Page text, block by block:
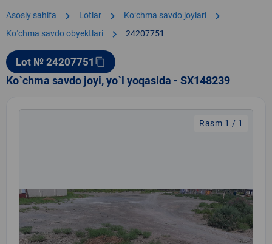
Asosiy sahifa chevron_right Lotlar chevron_right Koʻchma savdo joylari chevron_right
Koʻchma savdo obyektlari chevron_right 24207751
Lot № 24207751 content_copy
Ko`chma savdo joyi, yo`l yoqasida - SX148239
Rasm 1 / 1